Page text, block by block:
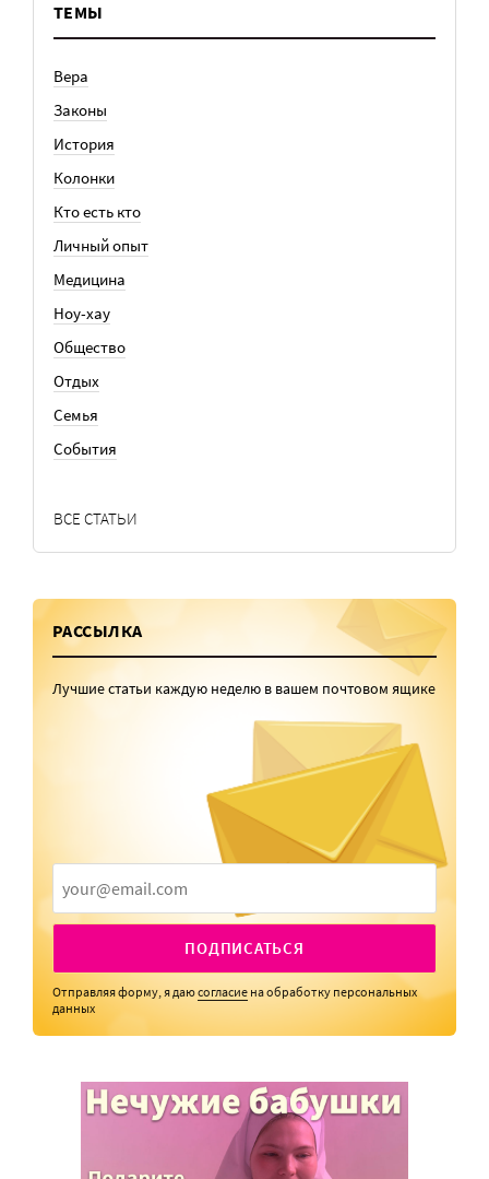
ТЕМЫ
Вера
Законы
История
Колонки
Кто есть кто
Личный опыт
Медицина
Ноу-хау
Общество
Отдых
Семья
События
ВСЕ СТАТЬИ
РАССЫЛКА
Лучшие статьи каждую неделю в вашем почтовом ящике
ПОДПИСАТЬСЯ
Отправляя форму, я даюсогласие на обработку персональных
данных